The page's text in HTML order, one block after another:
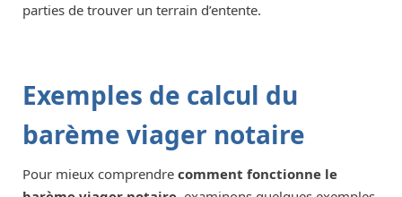
parties de trouver un terrain d’entente.
Exemples de calcul du
barème viager notaire
Pour mieux comprendre comment fonctionne le